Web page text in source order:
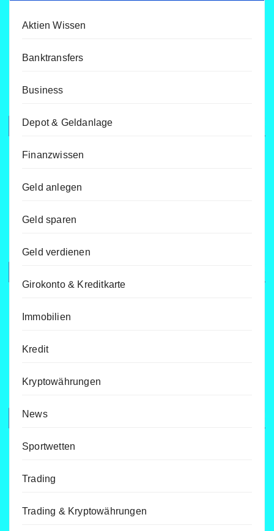
Aktien Wissen
Banktransfers
Business
Depot & Geldanlage
Finanzwissen
Geld anlegen
Geld sparen
Geld verdienen
Girokonto & Kreditkarte
Immobilien
Kredit
Kryptowährungen
News
Sportwetten
Trading
Trading & Kryptowährungen